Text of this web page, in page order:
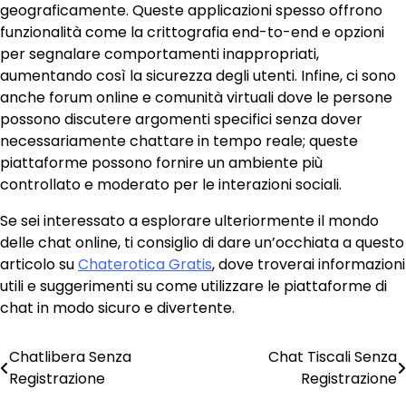
geograficamente. Queste applicazioni spesso offrono
funzionalità come la crittografia end-to-end e opzioni
per segnalare comportamenti inappropriati,
aumentando così la sicurezza degli utenti. Infine, ci sono
anche forum online e comunità virtuali dove le persone
possono discutere argomenti specifici senza dover
necessariamente chattare in tempo reale; queste
piattaforme possono fornire un ambiente più
controllato e moderato per le interazioni sociali.
Se sei interessato a esplorare ulteriormente il mondo
delle chat online, ti consiglio di dare un’occhiata a questo
articolo suChaterotica Gratis, dove troverai informazioni
utili e suggerimenti su come utilizzare le piattaforme di
chat in modo sicuro e divertente.
Post
navigation
Chatlibera Senza
Registrazione
Chat Tiscali Senza
Registrazione